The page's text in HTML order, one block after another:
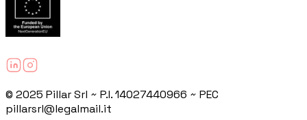
© 2025 Pillar Srl ~ P.I. 14027440966 ~ PEC
pillarsrl@legalmail.it